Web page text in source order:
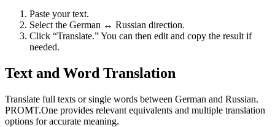
Paste your text.
Select the German ↔ Russian direction.
Click “Translate.” You can then edit and copy the result if
needed.
Text and Word Translation
Translate full texts or single words between German and Russian.
PROMT.One provides relevant equivalents and multiple translation
options for accurate meaning.